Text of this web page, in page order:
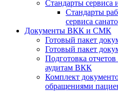
Стандарты сервиса
Стандарты
сервиса
Документы ВКК и СМК
Готовый пакет
Готовый пакет
Подготовка
аудитам ВКК
Комплект
обращениями